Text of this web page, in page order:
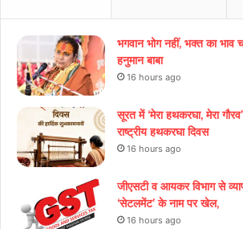
भगवान भोग नहीं, भक्त का भाव
हनुमान बाबा
16 hours ago
सूरत में ‘मेरा हथकरघा, मेरा
राष्ट्रीय हथकरघा दिवस
16 hours ago
जीएसटी व आयकर विभाग से
‘सेटलमेंट’ के नाम पर खेल,
16 hours ago